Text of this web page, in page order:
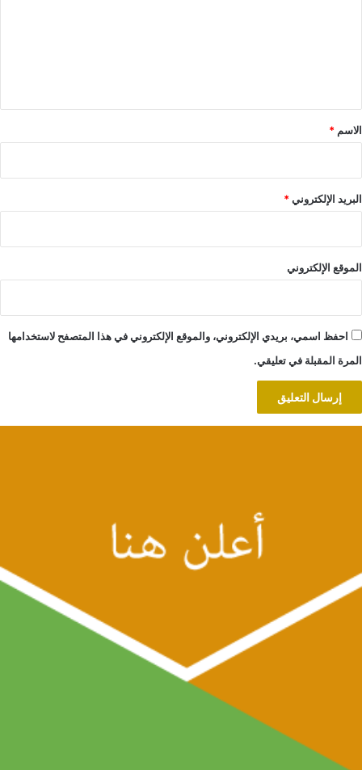
*
الاسم *
البريد الإلكتروني*
الموقع الإلكتروني
احفظ اسمي، بريدي الإلكتروني، والموقع الإلكتروني في هذا المتصفح لاستخدامها
المرة المقبلة في تعليقي.